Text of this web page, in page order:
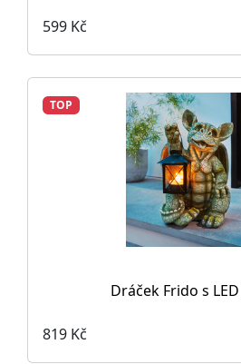
599 Kč
TOP
Dráček Frido s
819 Kč